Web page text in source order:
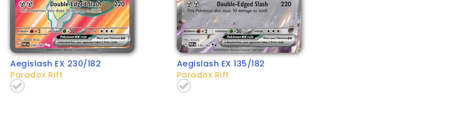
Aegislash EX 230/182
Paradox Rift
Aegislash EX 135/182
Paradox Rift